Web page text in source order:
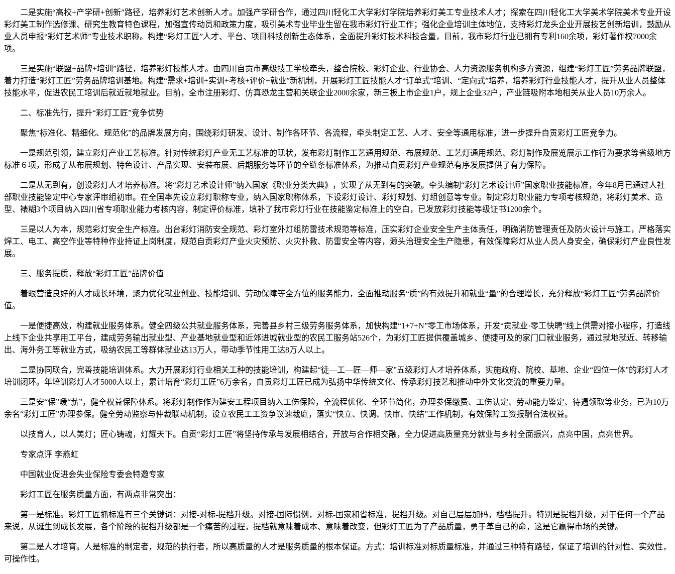
二是实施“高校+产学研+创新”路径，培养彩灯艺术创新人才。加强产学研合作，通过四川轻化工大学彩灯学院培养彩灯美工专业技术人才；探索在四川轻化工大学美术学院美术专业开设
彩灯美工制作选修课、研究生教育特色课程，加强宣传动员和政策力度，吸引美术专业毕业生留在我市彩灯行业工作；强化企业培训主体地位，支持彩灯龙头企业开展技艺创新培训，鼓励从
业人员申报“彩灯艺术师”专业技术职称。构建“彩灯工匠”人才、平台、项目科技创新生态体系，全面提升彩灯技术科技含量，目前，我市彩灯行业已拥有专利160余项，彩灯著作权7000余
项。
三是实施“联盟+品牌+培训”路径，培养彩灯技能人才。由四川自贡市高级技工学校牵头，整合院校、彩灯企业、行业协会、人力资源服务机构多方资源，组建“彩灯工匠”劳务品牌联盟，
着力打造“彩灯工匠”劳务品牌培训基地。构建“需求+培训+实训+考核+评价+就业”新机制，开展彩灯工匠技能人才“订单式”培训、“定向式”培养，培养彩灯行业技能人才，提升从业人员整体
技能水平，促进农民工培训后就近就地就业。目前，全市注册彩灯、仿真恐龙主营和关联企业2000余家，新三板上市企业1户，规上企业32户，产业链吸附本地相关从业人员10万余人。
二、标准先行，提升“彩灯工匠”竞争优势
聚焦“标准化、精细化、规范化”的品牌发展方向，围绕彩灯研发、设计、制作各环节、各流程，牵头制定工艺、人才、安全等通用标准，进一步提升自贡彩灯工匠竞争力。
一是规范引领，建立彩灯产业工艺标准。针对传统彩灯产业无工艺标准的现状，发布彩灯制作工艺通用规范、布展规范、工艺灯通用规范、彩灯制作及展览展示工作行为要求等省级地方
标准６项，形成了从布展规划、特色设计、产品实现、安装布展、后期服务等环节的全链条标准体系，为推动自贡彩灯产业规范有序发展提供了有力保障。
二是从无到有，创设彩灯人才培养标准。将“彩灯艺术设计师”纳入国家《职业分类大典》，实现了从无到有的突破。牵头编制“彩灯艺术设计师”国家职业技能标准，今年8月已通过人社
部职业技能鉴定中心专家评审组初审。在全国率先设立彩灯职称专业，纳入国家职称体系，下设彩灯设计、彩灯规划、灯组创意等专业。制定彩灯职业能力专项考核规范，将彩灯美术、造
型、裱糊3个项目纳入四川省专项职业能力考核内容，制定评价标准，填补了我市彩灯行业在技能鉴定标准上的空白，已发放彩灯技能等级证书1200余个。
三是以人为本，规范彩灯安全生产标准。出台彩灯消防安全规范、彩灯室外灯组防雷技术规范等标准，压实彩灯企业安全生产主体责任，明确消防管理责任及防火设计与施工，严格落实
焊工、电工、高空作业等特种作业持证上岗制度，规范自贡彩灯产业火灾预防、火灾扑救、防雷安全等内容，源头治理安全生产隐患，有效保障彩灯从业人员人身安全，确保彩灯产业良性发
展。
三、服务提质，释放“彩灯工匠”品牌价值
着眼营造良好的人才成长环境，聚力优化就业创业、技能培训、劳动保障等全方位的服务能力，全面推动服务“质”的有效提升和就业“量”的合理增长，充分释放“彩灯工匠”劳务品牌价
值。
一是便捷高效，构建就业服务体系。健全四级公共就业服务体系，完善县乡村三级劳务服务体系，加快构建“1+7+N”零工市场体系，开发“贡就业·零工快聘”线上供需对接小程序，打造线
上线下企业共享用工平台，建成劳务输出就业型、产业基地就业型和近郊进城就业型的农民工服务站526个，为彩灯工匠提供覆盖城乡、便捷可及的家门口就业服务，通过就地就近、转移输
出、海外务工等就业方式，吸纳农民工等群体就业达13万人，带动季节性用工达8万人以上。
二是协同联合，完善技能培训体系。大力开展彩灯行业相关工种的技能培训，构建起“徒—工—匠—师—家”五级彩灯人才培养体系，实施政府、院校、基地、企业“四位一体”的彩灯人才
培训闭环。年培训彩灯人才5000人以上，累计培育“彩灯工匠”6万余名，自贡彩灯工匠已成为弘扬中华传统文化、传承彩灯技艺和推动中外文化交流的重要力量。
三是安“保”暖“薪”，健全权益保障体系。将彩灯制作作为建安工程项目纳入工伤保险，全流程优化、全环节简化，办理参保缴费、工伤认定、劳动能力鉴定、待遇领取等业务，已为10万
余名“彩灯工匠”办理参保。健全劳动监察与仲裁联动机制，设立农民工工资争议速裁庭，落实“快立、快调、快审、快结”工作机制，有效保障工资报酬合法权益。
以技育人，以人美灯；匠心铸魂，灯耀天下。自贡“彩灯工匠”将坚持传承与发展相结合，开放与合作相交融，全力促进高质量充分就业与乡村全面振兴，点亮中国，点亮世界。
专家点评 李燕虹
中国就业促进会失业保险专委会特邀专家
彩灯工匠在服务质量方面，有两点非常突出：
第一是标准。彩灯工匠抓标准有三个关键词：对接-对标-提档升级。对接-国际惯例，对标-国家和省标准，提档升级。对自己层层加码，档档提升。特别是提档升级，对于任何一个产品
来说，从诞生到成长发展，各个阶段的提档升级都是一个痛苦的过程，提档就意味着成本、意味着改变，但彩灯工匠为了产品质量，勇于革自己的命，这是它赢得市场的关键。
第二是人才培育。人是标准的制定者，规范的执行者，所以高质量的人才是服务质量的根本保证。方式：培训标准对标质量标准，并通过三种特有路径，保证了培训的针对性、实效性，
可操作性。